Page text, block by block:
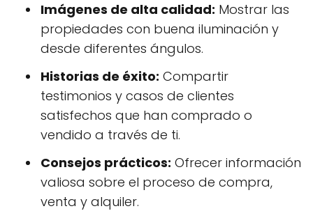
Imágenes de alta calidad: Mostrar las
propiedades con buena iluminación y
desde diferentes ángulos.
Historias de éxito: Compartir
testimonios y casos de clientes
satisfechos que han comprado o
vendido a través de ti.
Consejos prácticos: Ofrecer información
valiosa sobre el proceso de compra,
venta y alquiler.